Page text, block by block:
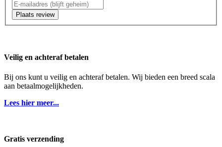
Plaats review
Veilig en achteraf betalen
Bij ons kunt u veilig en achteraf betalen. Wij bieden een breed scala
aan betaalmogelijkheden.
Lees hier meer...
Gratis verzending